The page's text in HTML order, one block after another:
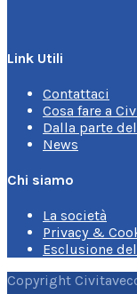
Link Utili
Contattaci
Cosa fare a
Dalla parte
News
Chi siamo
La società
Privacy &
Esclusione
Copyright